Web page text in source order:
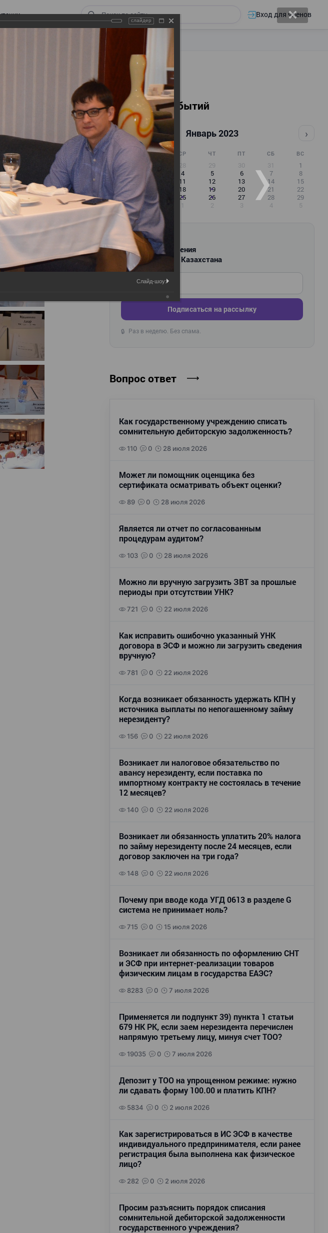
Вход для членов
Календарь событий
‹ Январь 2023 ›
ПН ВТ СР ЧТ ПТ СБ ВС
26 27 28 29 30 31
1
2
3 4 5 6 7
8
9
10 11 12 13 14
15
16
18 19 20 21
22
23
24 25 26 27 28
29
30
31 1 2 3 4 5
РАССЫЛКА
Новости и изменения
для бухгалтеров Казахстана
Введите ваш e-mail
Подписаться на рассылку
🔒 Раз в неделю. Без спама.
Вопрос ответ
Как государственному учреждению списать
сомнительную дебиторскую задолженность?
110 0 28 июля 2026
Может ли помощник оценщика без
сертификата осматривать объект оценки?
89 0 28 июля 2026
Является ли отчет по согласованным
процедурам аудитом?
103 0 28 июля 2026
Можно ли вручную загрузить ЗВТ за прошлые
периоды при отсутствии УНК?
721 0 22 июля 2026
Как исправить ошибочно указанный УНК
договора в ЭСФ и можно ли загрузить сведения
вручную?
781 0 22 июля 2026
Когда возникает обязанность удержать КПН у
источника выплаты по непогашенному займу
нерезиденту?
156 0 22 июля 2026
Возникает ли налоговое обязательство по
авансу нерезиденту, если поставка по
импортному контракту не состоялась в течение
12 месяцев?
140 0 22 июля 2026
Возникает ли обязанность уплатить 20% налога
по займу нерезиденту после 24 месяцев, если
договор заключен на три года?
148 0 22 июля 2026
Почему при вводе кода УГД 0613 в разделе G
система не принимает ноль?
715 0 15 июля 2026
Возникает ли обязанность по оформлению СНТ
и ЭСФ при интернет-реализации товаров
физическим лицам в государства ЕАЭС?
8283 0 7 июля 2026
Применяется ли подпункт 39) пункта 1 статьи
679 НК РК, если заем нерезидента перечислен
напрямую третьему лицу, минуя счет ТОО?
19035 0 7 июля 2026
Депозит у ТОО на упрощенном режиме: нужно
ли сдавать форму 100.00 и платить КПН?
5834 0 2 июля 2026
Как зарегистрироваться в ИС ЭСФ в качестве
индивидуального предпринимателя, если ранее
регистрация была выполнена как физическое
лицо?
282 0 2 июля 2026
Просим разъяснить порядок списания
сомнительной дебиторской задолженности
государственного учреждения?
слайдер
Слайд-шоу: